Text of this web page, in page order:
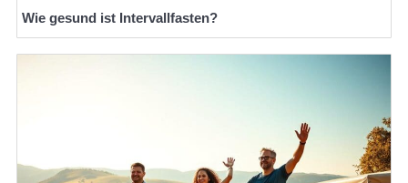
Wie gesund ist Intervallfasten?